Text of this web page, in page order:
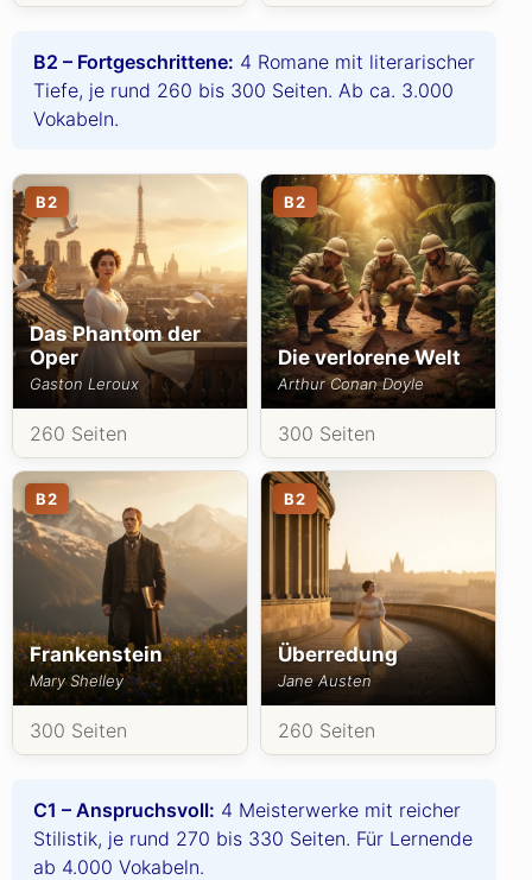
B2 – Fortgeschrittene: 4 Romane mit literarischer
Tiefe, je rund 260 bis 300 Seiten. Ab ca. 3.000
Vokabeln.
B2
Das Phantom der
Oper
Gaston Leroux
260 Seiten
B2
Die verlorene Welt
Arthur Conan Doyle
300 Seiten
B2
Frankenstein
Mary Shelley
300 Seiten
B2
Überredung
Jane Austen
260 Seiten
C1 – Anspruchsvoll: 4 Meisterwerke mit reicher
Stilistik, je rund 270 bis 330 Seiten. Für Lernende
ab 4.000 Vokabeln.